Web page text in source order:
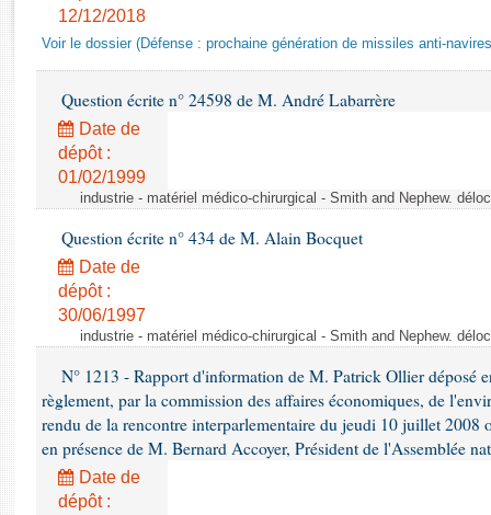
Rapports d'enquête
Dossiers législatifs
Budget et sécurité sociale
Questions écrites et orales
Comptes rendus des débats
12/12/2018
Voir le dossier (Défense : prochaine génération de missiles anti-
Question écrite n° 24598 de M. André Labarrère
Date de
dépôt :
01/02/1999
industrie - matériel médico-chirurgical - Smith and Nephew.
Question écrite n° 434 de M. Alain Bocquet
Date de
dépôt :
30/06/1997
industrie - matériel médico-chirurgical - Smith and Nephew.
N° 1213 - Rapport d'information de M. Patrick Ollier déposé
règlement, par la commission des affaires économiques, de
rendu de la rencontre interparlementaire du jeudi 10 juillet 2008
en présence de M. Bernard Accoyer, Président de l'Assemblée
Date de
dépôt :